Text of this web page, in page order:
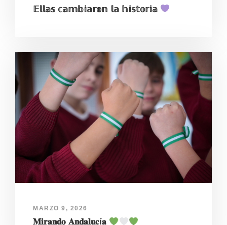
𝔼𝕝𝕝𝕒𝕤 𝕔𝕒𝕞𝕓𝕚𝕒𝕣𝕠𝕟 𝕝𝕒 𝕙𝕚𝕤𝕥𝕠𝕣𝕚𝕒
MARZO 9, 2026
𝐌𝐢𝐫𝐚𝐧𝐝𝐨 𝐀𝐧𝐝𝐚𝐥𝐮𝐜í𝐚